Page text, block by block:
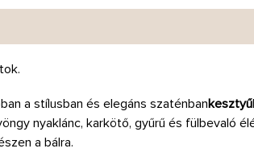
a stílusban és elegáns szaténbankesztyű
nyaklánc, karkötő, gyűrű és fülbevaló
a bálra.